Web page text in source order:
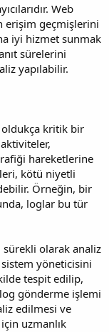
Web
erişim geçmişlerini
iyi hizmet sunmak
sürelerini
yapılabilir.
oldukça kritik bir
hareketlerine
kötü niyetli
Örneğin, bir
loglar bu tür
olarak analiz
yöneticisini
tespit edilip,
gönderme işlemi
edilmesi ve
uzmanlık